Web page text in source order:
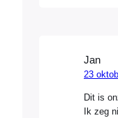
Jan
23
Dit is
Ik zeg